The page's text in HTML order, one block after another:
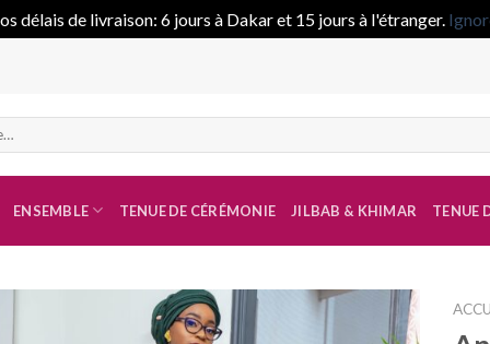
délais de livraison: 6 jours à Dakar et 15 jours à l'étranger.
ENSEMBLE TENUE DE CÉRÉMONIE JILBAB & KHIMAR TENUE